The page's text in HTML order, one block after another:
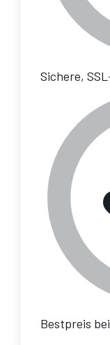
Sichere,
Bestpreis